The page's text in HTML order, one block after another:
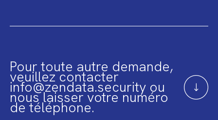
Pour toute autre demande,
veuillez contacter
info@zendata.security ou
nous laisser votre numéro
de téléphone.